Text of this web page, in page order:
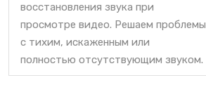
восстановления звука при
просмотре видео. Решаем проблемы
с тихим, искаженным или
полностью отсутствующим звуком.